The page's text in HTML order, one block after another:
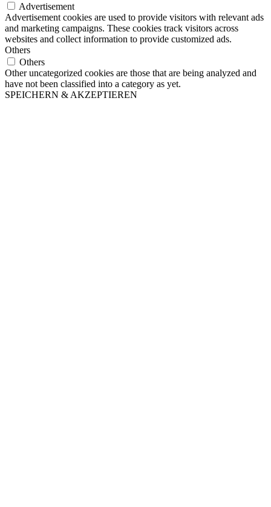
Advertisement
Advertisement cookies are used to provide visitors with relevant ads
and marketing campaigns. These cookies track visitors across
websites and collect information to provide customized ads.
Others
Others
Other uncategorized cookies are those that are being analyzed and
have not been classified into a category as yet.
SPEICHERN & AKZEPTIEREN